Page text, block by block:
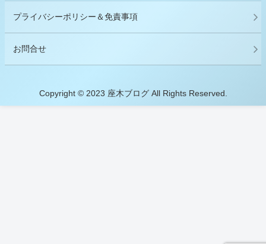
プライバシーポリシー＆免責事項
お問合せ
Copyright © 2023 座木ブログ All Rights Reserved.